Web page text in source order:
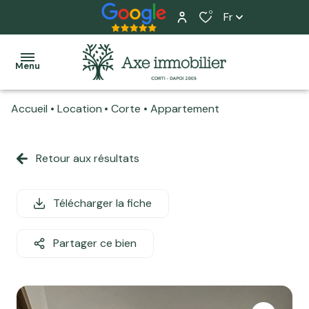
0 Fr
Menu
Ventes
Tous
biens
Terrains
Tous
biens
Local
Programme
Estimation
L'équipe
Nos
services
Home
Accueil Location Corte Appartement
Retour aux résultats
Télécharger la fiche
Partager ce bien